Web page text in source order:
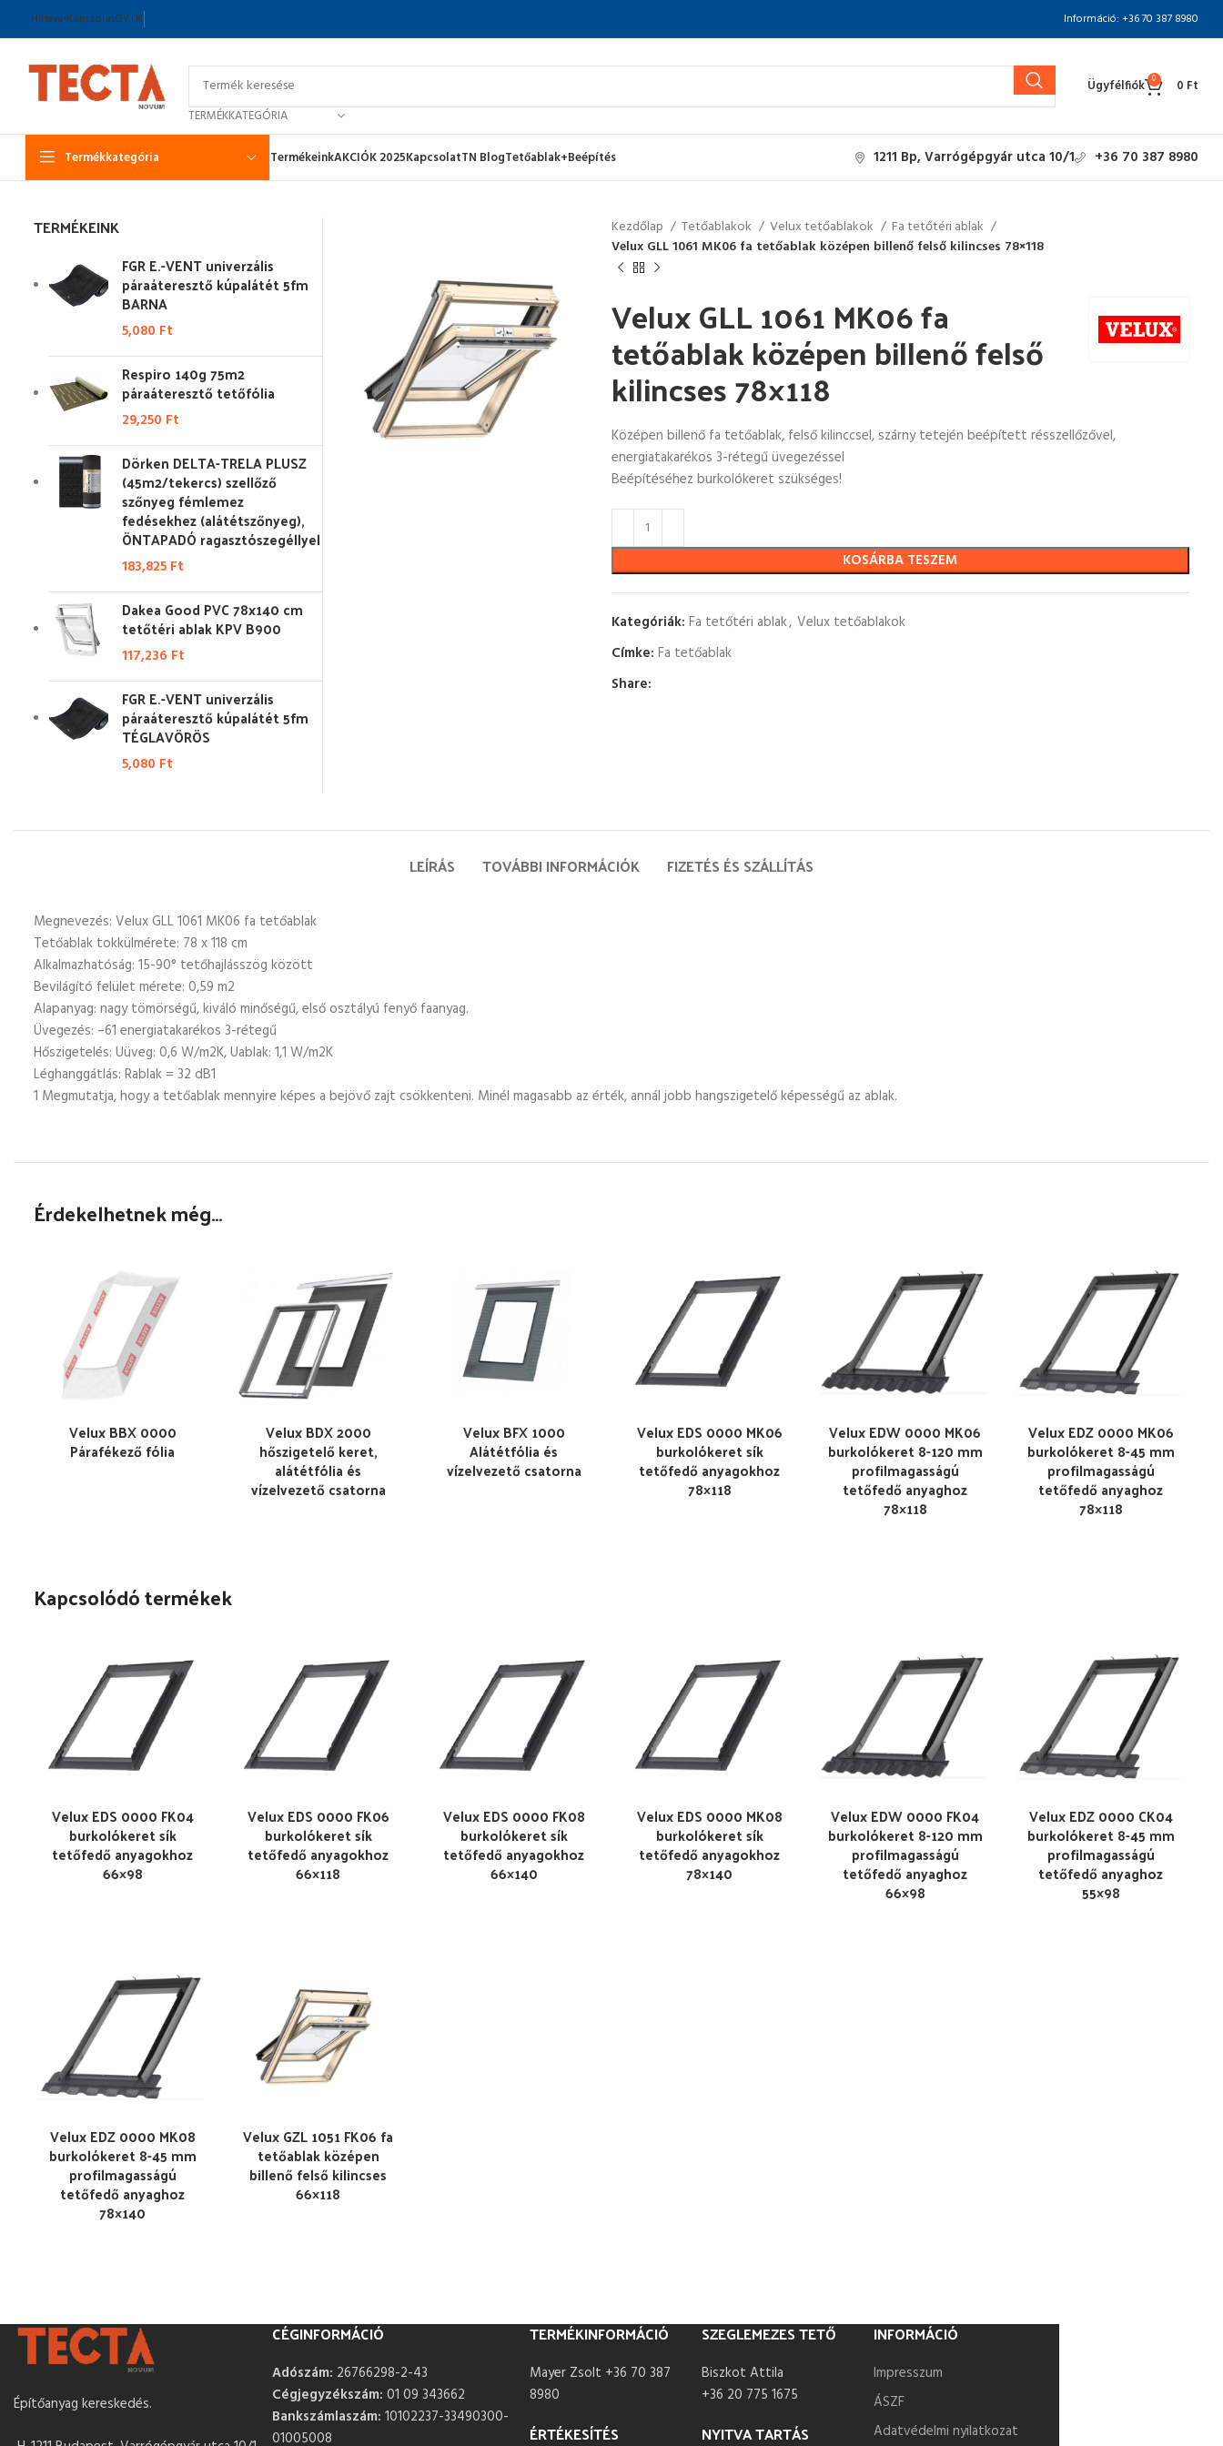
HírlevélKapcsolatGY.I.K. Információ: +36 70 387 8980
TERMÉKKATEGÓRIA
Ügyfélfiók 0 0 Ft
Termékkategória TermékeinkAKCIÓK 2025KapcsolatTN BlogTetőablak+Beépítés 1211 Bp, Varrógépgyár utca 10/1 +36 70 387 8980
Kezdőlap Tetőablakok Velux tetőablakok
Fa tetőtéri ablak
Velux GLL 1061 MK06 fa tetőablak középen billenő felső kilincses 78×118
Velux GLL 1061 MK06 fa
tetőablak középen billenő felső
kilincses 78×118
Középen billenő fa tetőablak, felső kilinccsel, szárny tetején beépített résszellőzővel,
energiatakarékos 3-rétegű üvegezéssel
Beépítéséhez burkolókeret szükséges!
KOSÁRBA TESZEM
Kategóriák: Fa tetőtéri ablak, Velux tetőablakok
Címke: Fa tetőablak
Share:
TERMÉKEINK
FGR E.-VENT univerzális
páraáteresztő kúpalátét 5fm
BARNA
5,080 Ft
Respiro 140g 75m2
páraáteresztő tetőfólia
29,250 Ft
Dörken DELTA-TRELA PLUSZ
(45m2/tekercs) szellőző
szőnyeg fémlemez
fedésekhez (alátétszőnyeg),
ÖNTAPADÓ ragasztószegéllyel
183,825 Ft
Dakea Good PVC 78x140 cm
tetőtéri ablak KPV B900
117,236 Ft
FGR E.-VENT univerzális
páraáteresztő kúpalátét 5fm
TÉGLAVÖRÖS
5,080 Ft
LEÍRÁS TOVÁBBI INFORMÁCIÓK FIZETÉS ÉS SZÁLLÍTÁS
Megnevezés: Velux GLL 1061 MK06 fa tetőablak
Tetőablak tokkülmérete: 78 x 118 cm
Alkalmazhatóság: 15-90° tetőhajlásszög között
Bevilágító felület mérete: 0,59 m2
Alapanyag: nagy tömörségű, kiváló minőségű, első osztályú fenyő faanyag.
Üvegezés: –61 energiatakarékos 3-rétegű
Hőszigetelés: Uüveg: 0,6 W/m2K, Uablak: 1,1 W/m2K
Léghanggátlás: Rablak = 32 dB1
1 Megmutatja, hogy a tetőablak mennyire képes a bejövő zajt csökkenteni. Minél magasabb az érték, annál jobb hangszigetelő képességű az ablak.
Érdekelhetnek még…
Velux BBX 0000
Párafékező fólia
Velux BDX 2000
hőszigetelő keret,
alátétfólia és
vízelvezető csatorna
Velux BFX 1000
Alátétfólia és
vízelvezető csatorna
Velux EDS 0000 MK06
burkolókeret sík
tetőfedő anyagokhoz
78×118
Velux EDW 0000 MK06
burkolókeret 8-120 mm
profilmagasságú
tetőfedő anyaghoz
78×118
Velux EDZ 0000 MK06
burkolókeret 8-45 mm
profilmagasságú
tetőfedő anyaghoz
78×118
Kapcsolódó termékek
Velux EDS 0000 FK04
burkolókeret sík
tetőfedő anyagokhoz
66×98
Velux EDS 0000 FK06
burkolókeret sík
tetőfedő anyagokhoz
66×118
Velux EDS 0000 FK08
burkolókeret sík
tetőfedő anyagokhoz
66×140
Velux EDS 0000 MK08
burkolókeret sík
tetőfedő anyagokhoz
78×140
Velux EDW 0000 FK04
burkolókeret 8-120 mm
profilmagasságú
tetőfedő anyaghoz
66×98
Velux EDZ 0000 CK04
burkolókeret 8-45 mm
profilmagasságú
tetőfedő anyaghoz
55×98
Velux EDZ 0000 MK08
burkolókeret 8-45 mm
profilmagasságú
tetőfedő anyaghoz
78×140
Velux GZL 1051 FK06 fa
tetőablak középen
billenő felső kilincses
66×118
Építőanyag kereskedés.
CÉGINFORMÁCIÓ
Adószám: 26766298-2-43
Cégjegyzékszám: 01 09 343662
Bankszámlaszám: 10102237-33490300-
01005008
TERMÉKINFORMÁCIÓ
Mayer Zsolt +36 70 387
8980
ÉRTÉKESÍTÉS
SZEGLEMEZES TETŐ
Biszkot Attila
+36 20 775 1675
NYITVA TARTÁS
INFORMÁCIÓ
Impresszum
ÁSZF
Adatvédelmi nyilatkozat